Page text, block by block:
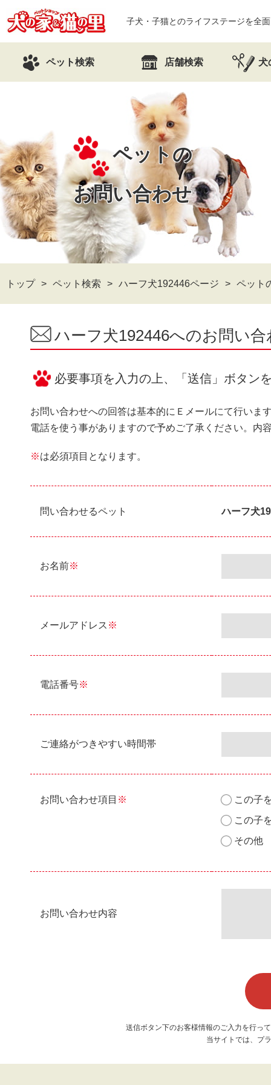
子犬・子猫とのライフステージを全
ペット検索 店舗検索 犬
ペットの
お問い合わせ
トップ ペット検索 ハーフ犬192446ページ ペット
ハーフ犬192446へのお問い
必要事項を入力の上、「送信」ボタン
お問い合わせへの回答は基本的にＥメールにて行いま
電話を使う事がありますので予めご了承ください。内
※は必須項目となります。
問い合わせるペット ハーフ犬
お名前※
メールアドレス ※
電話番号※
ご連絡がつきやすい時間帯
お問い合わせ項目 ※
この子
この子
その他
お問い合わせ内容
送信ボタン下のお客様情報のご入力を行っ
当サイトでは、プ